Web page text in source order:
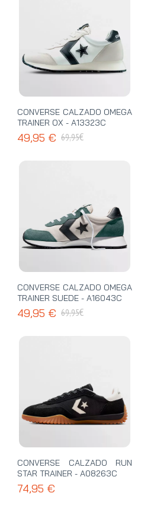
CONVERSE CALZADO OMEGA
TRAINER OX - A13323C
49,95 € 69,95€
CONVERSE CALZADO OMEGA
TRAINER SUEDE - A16043C
49,95 € 69,95€
CONVERSE CALZADO RUN
STAR TRAINER - A08263C
74,95 €